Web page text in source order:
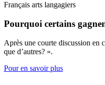
Français arts langagiers
Pourquoi certains
Après une courte discussion en
que d’autres? ».
Pour en savoir plus